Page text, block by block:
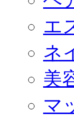
エ
ネ
美
マ